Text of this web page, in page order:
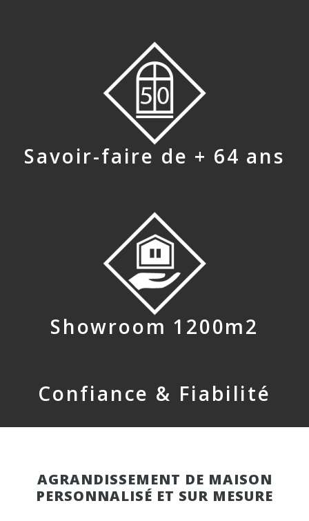
Savoir-faire de + 64 ans
Showroom 1200m2
Confiance & Fiabilité
AGRANDISSEMENT DE MAISON
PERSONNALISÉ ET SUR MESURE